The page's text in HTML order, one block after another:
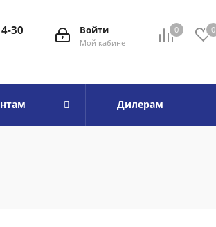
0 0
Войти
Мой кабинет
30
Дилерам